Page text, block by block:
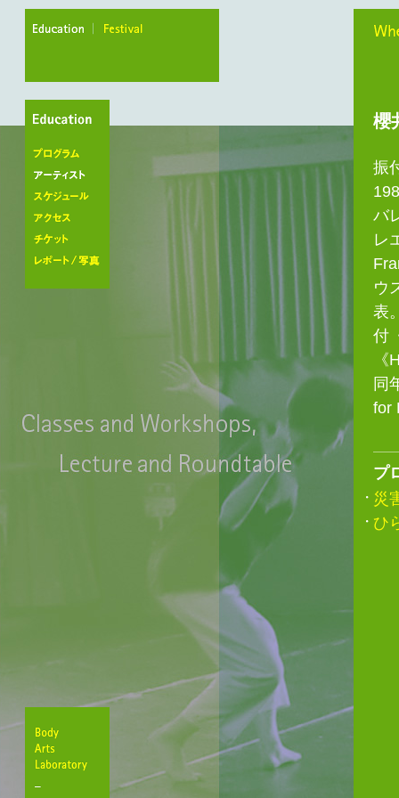
プログラム
アーティスト
スケジュール
アクセス
チケット
Body
櫻
振
バ
レ
ウ
表
付
同
for
プ
災
ひ